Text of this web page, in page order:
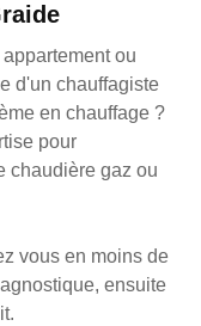
ou
d'un chauffagiste
en chauffage ?
pour
chaudière gaz ou
vous en moins de
ensuite